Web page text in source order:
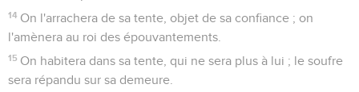
14 On l'arrachera de sa tente, objet de sa confiance ; on
l'amènera au roi des épouvantements.
15 On habitera dans sa tente, qui ne sera plus à lui ; le soufre
sera répandu sur sa demeure.